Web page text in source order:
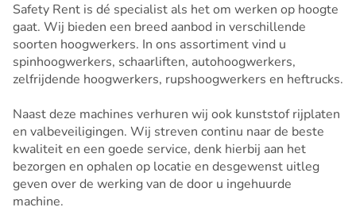
Safety Rent is dé specialist als het om werken op hoogte
gaat. Wij bieden een breed aanbod in verschillende
soorten hoogwerkers. In ons assortiment vind u
spinhoogwerkers, schaarliften, autohoogwerkers,
zelfrijdende hoogwerkers, rupshoogwerkers en heftrucks.
Naast deze machines verhuren wij ook kunststof rijplaten
en valbeveiligingen. Wij streven continu naar de beste
kwaliteit en een goede service, denk hierbij aan het
bezorgen en ophalen op locatie en desgewenst uitleg
geven over de werking van de door u ingehuurde
machine.